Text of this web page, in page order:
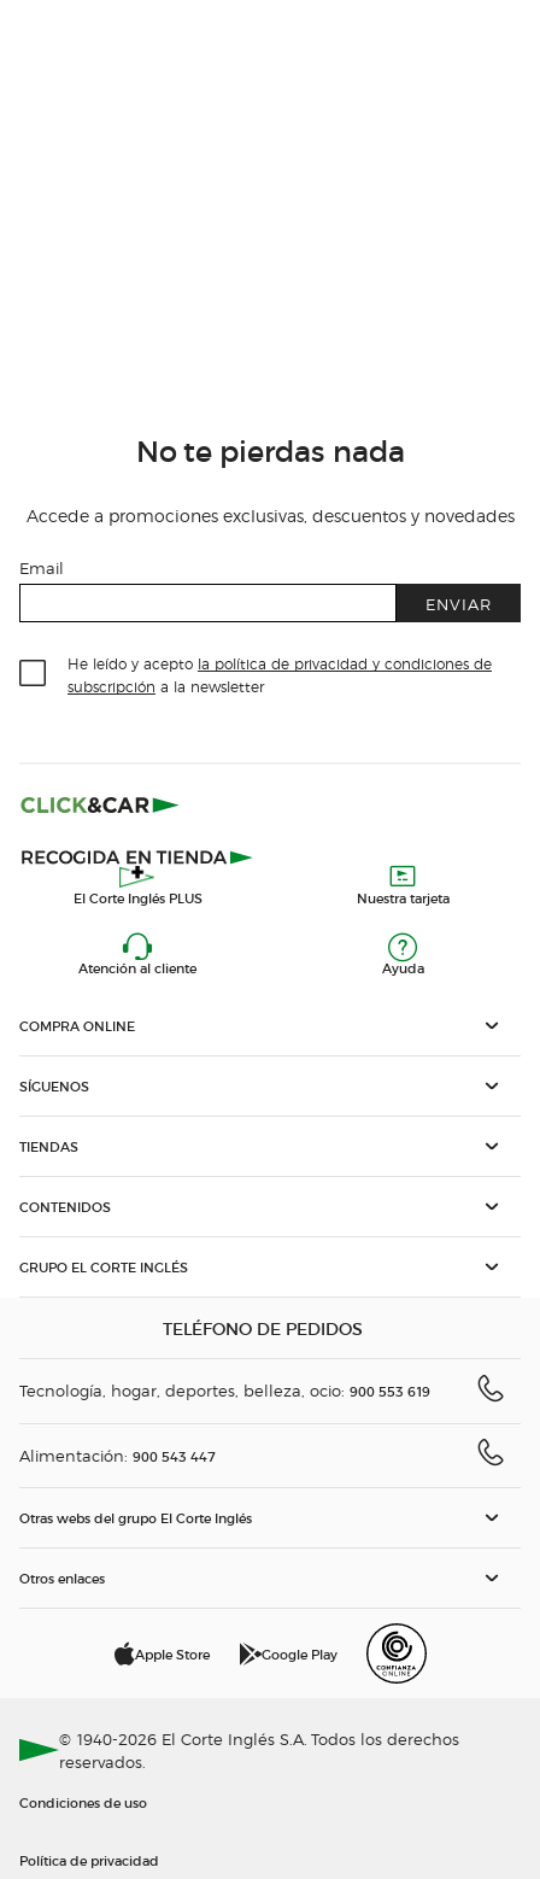
No te pierdas nada
Accede a promociones exclusivas, descuentos y novedades
Email
ENVIAR
He leído y acepto la política de privacidad y condiciones de
subscripción a la newsletter
El Corte Inglés PLUS Nuestra tarjeta
Atención al cliente Ayuda
COMPRA ONLINE
SÍGUENOS
TIENDAS
CONTENIDOS
GRUPO EL CORTE INGLÉS
TELÉFONO DE PEDIDOS
Tecnología, hogar, deportes, belleza, ocio: 900 553 619
Alimentación: 900 543 447
Otras webs del grupo El Corte Inglés
Otros enlaces
Apple Store Google Play
© 1940-2026 El Corte Inglés S.A. Todos los derechos
reservados.
Condiciones de uso
Política de privacidad